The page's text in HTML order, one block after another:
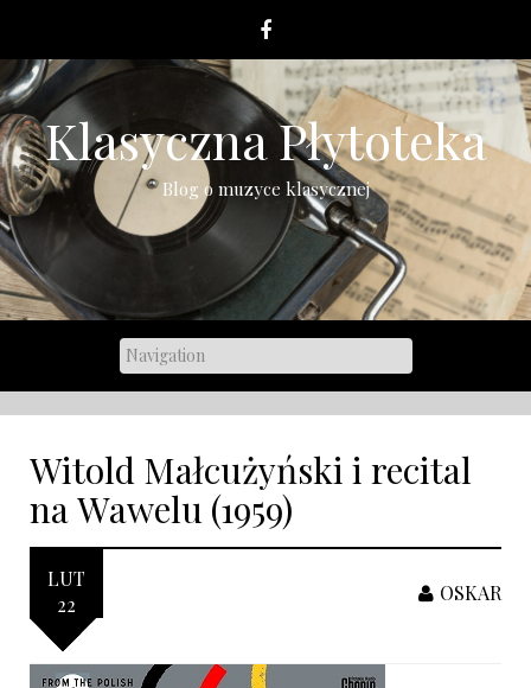
content
Klasyczna Płytoteka
Blog o muzyce klasycznej
Witold Małcużyński i recital
na Wawelu (1959)
LUT
22
OSKAR